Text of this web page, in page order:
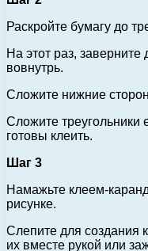
Раскройте бумагу до
На этот раз, заверните
вовнутрь.
Сложите нижние
Сложите
готовы клеить.
Шаг 3
Намажьте клеем-
рисунке.
Слепите для создания
их вместе рукой или